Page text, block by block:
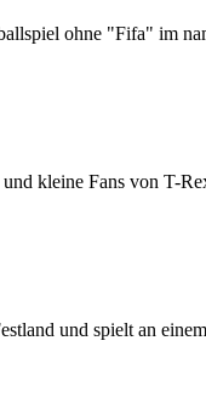
ohne "Fifa" im
kleine Fans von T-
und spielt an